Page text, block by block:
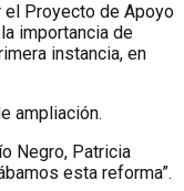
el Proyecto de Apoyo
importancia de
instancia, en
ampliación.
Negro, Patricia
esta reforma”.